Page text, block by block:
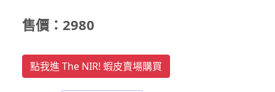
售價：2980
點我進 The NIR! 蝦皮賣場購買